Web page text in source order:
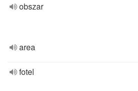
obszar
area
fotel